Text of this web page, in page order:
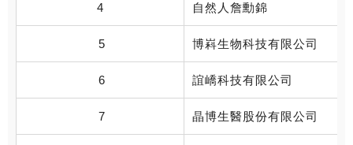
4 自然人詹勳錦
5 博嵙生物科技有限公司
6 誼嶠科技有限公司
7 晶博生醫股份有限公司